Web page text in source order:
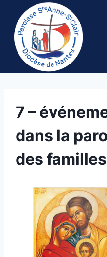
contenu
7 –
dans la
des familles